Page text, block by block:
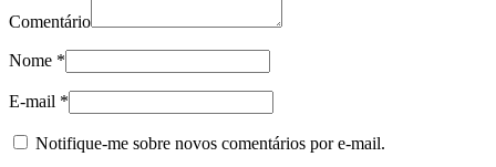
Comentário
Nome *
E-mail *
Notifique-me sobre novos comentários por e-mail.